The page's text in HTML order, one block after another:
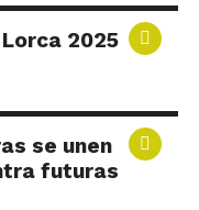
2025
se unen
futuras